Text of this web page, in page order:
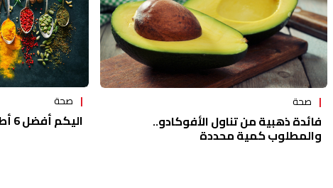
صحة
فائدة ذهبية من تناول الأفوكادو..
والمطلوب كمية محددة
صحة
اليكم أفضل 6 أطعمة للدماغ